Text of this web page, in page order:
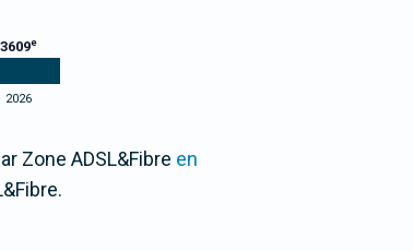
3609e
2026
Zone ADSL&Fibre en